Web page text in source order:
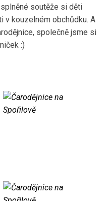
soutěže si děti
v kouzelném obchůdku. A
společně jsme si
:)